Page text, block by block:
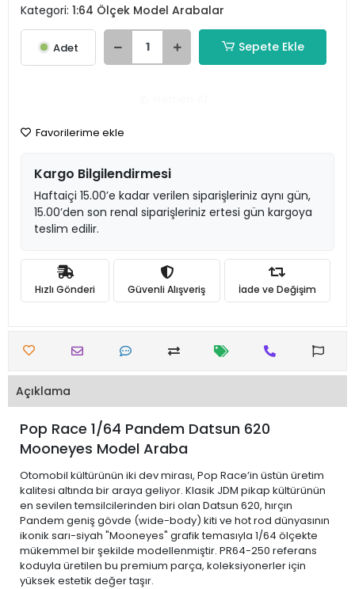
Kategori: 1:64 Ölçek Model Arabalar
Adet Sepete Ekle
Favorilerime ekle
Kargo Bilgilendirmesi
Haftaiçi 15.00’e kadar verilen siparişleriniz aynı gün,
15.00’den son renal siparişleriniz ertesi gün kargoya
teslim edilir.
Hızlı Gönderi Güvenli Alışveriş İade ve Değişim
Açıklama
Pop Race 1/64 Pandem Datsun 620
Mooneyes Model Araba
Otomobil kültürünün iki dev mirası, Pop Race’in üstün üretim
kalitesi altında bir araya geliyor. Klasik JDM pikap kültürünün
en sevilen temsilcilerinden biri olan Datsun 620, hırçın
Pandem geniş gövde (wide-body) kiti ve hot rod dünyasının
ikonik sarı-siyah "Mooneyes" grafik temasıyla 1/64 ölçekte
mükemmel bir şekilde modellenmiştir. PR64-250 referans
koduyla üretilen bu premium parça, koleksiyonerler için
yüksek estetik değer taşır.